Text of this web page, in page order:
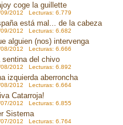
coge la guillette
09/2012 Lecturas: 6.779
está mal... de la cabeza
09/2012 Lecturas: 6.682
alguien (nos) intervenga
2012 Lecturas: 6.666
sentina del chivo
08/2012 Lecturas: 6.892
izquierda aberroncha
2012 Lecturas: 6.664
Catarroja!
2012 Lecturas: 6.855
Sistema
07/2012 Lecturas: 6.764